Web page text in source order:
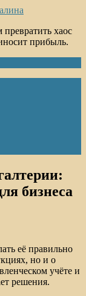
хаос
прибыль.
бизнеса
её правильно
но и о
учёте и
решения.